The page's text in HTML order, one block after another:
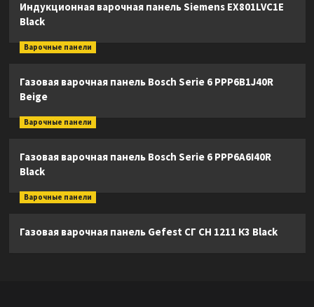
Индукционная варочная панель Siemens EX801LVC1E
Black
Варочные панели
Газовая варочная панель Bosch Serie 6 PPP6B1J40R
Beige
Варочные панели
Газовая варочная панель Bosch Serie 6 PPP6A6I40R
Black
Варочные панели
Газовая варочная панель Gefest СГ СН 1211 К3 Black